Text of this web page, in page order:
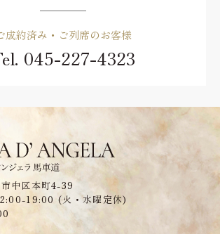
成約済み・ご列席のお客様
045-227-4323
中区本町4-39
19:00 (火・水曜定休)